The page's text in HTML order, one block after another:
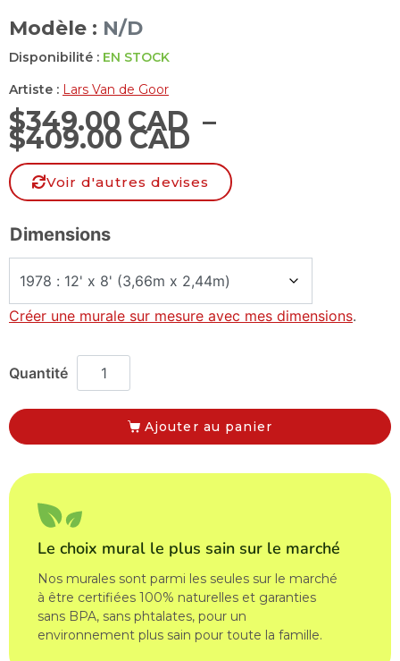
Modèle : N/D
Disponibilité : EN STOCK
Artiste : Lars Van de Goor
$349.00 CAD –
$409.00 CAD
Voir d'autres devises
Dimensions
Créer une murale sur mesure avec mes dimensions.
Ajouter au panier
Le choix mural le plus sain sur le marché
Nos murales sont parmi les seules sur le marché
à être certifiées 100% naturelles et garanties
sans BPA, sans phtalates, pour un
environnement plus sain pour toute la famille.